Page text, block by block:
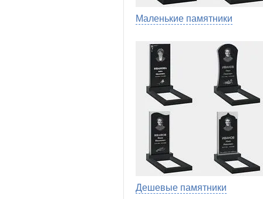
Маленькие памятники
Дешевые памятники